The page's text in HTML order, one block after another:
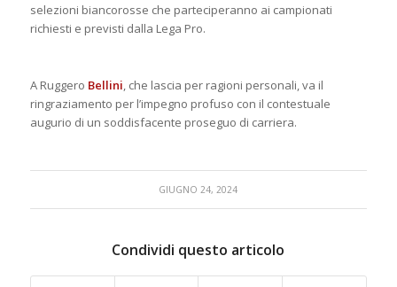
selezioni biancorosse che parteciperanno ai campionati
richiesti e previsti dalla Lega Pro.
A Ruggero Bellini, che lascia per ragioni personali, va il
ringraziamento per l’impegno profuso con il contestuale
augurio di un soddisfacente proseguo di carriera.
GIUGNO 24, 2024
Condividi questo articolo